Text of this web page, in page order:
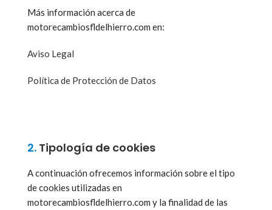
Más información acerca de
motorecambiosfldelhierro.com en:
Aviso Legal
Política de Protección de Datos
2. Tipología de cookies
A continuación ofrecemos información sobre el tipo
de cookies utilizadas en
motorecambiosfldelhierro.com y la finalidad de las